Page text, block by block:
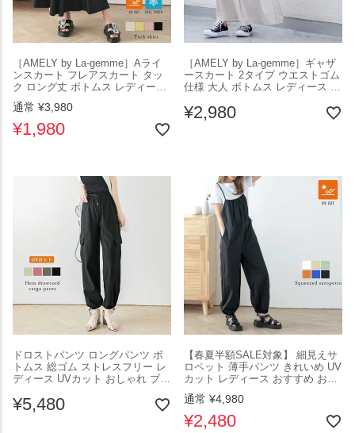
［AMELY by La-gemme］Aライ
ンスカート フレアスカート タッ
ク ロング丈 ボトムス レディース
上品 通勤 ゴム仕様 体型カバー 接
触冷感 UVカット ブラック メール
便 2025秋新作【abt210-379】【即
納：1-5営業日】【送料無料】メ込
通常 ¥3,980
¥1,980
［AMELY by La-gemme］ギャザ
ースカート 2タイプ ウエストゴム
仕様 大人 ボトムス レディース 接
リ豊富 メール便 2025春夏新作
【ask302-342】【即納：1-5営業
¥2,980
ドロストパンツ ロングパンツ ボ
トムス 総ゴム ストレスフリー レ
ディース UVカット おしゃれ ブラ
【lsbt301-493】【即納：1-5営業
日】【送料無料】ユ込3
¥5,480
【春夏半額SALE対象】 細見えサ
ロペット 薄手パンツ きれいめ UV
カット レディース おすすめ おし
ゃれ ブラック フリーサイズ カラ
バリ豊富 メール便 2025春夏新作
【lssr301-706】【即納：1-5営業
日】【送料無料】メ込2
通常 ¥4,980
¥2,480